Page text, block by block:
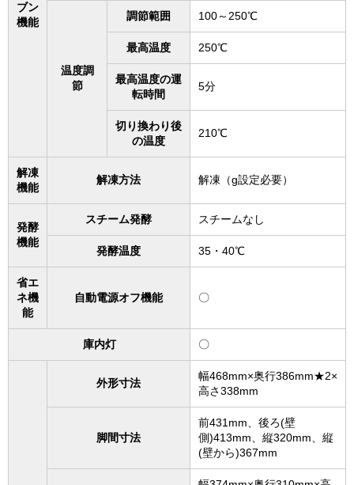
ブン
機能
温度調
節
調節範囲 100～250℃
最高温度 250℃
最高温度の運
転時間
5分
切り換わり後
の温度
210℃
解凍
機能
解凍方法 解凍（g設定必要）
発酵
機能
スチーム発酵 スチームなし
発酵温度 35・40℃
省エ
ネ機
能
自動電源オフ機能 〇
庫内灯 〇
外形寸法
幅468mm×奥行386mm★2×
高さ338mm
脚間寸法
前431mm、後ろ(壁
側)413mm、縦320mm、縦
(壁から)367mm